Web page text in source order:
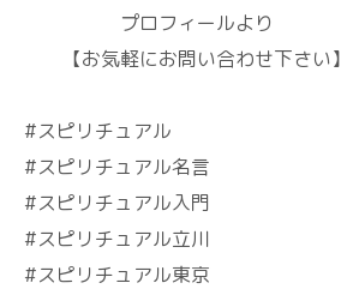
プロフィールより
【お気軽にお問い合わせ下さい】
#スピリチュアル
#スピリチュアル名言
#スピリチュアル入門
#スピリチュアル立川
#スピリチュアル東京